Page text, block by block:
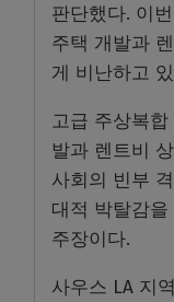
판단했다. 이
주택 개발과
게 비난하고
고급 주상복
발과 렌트비
사회의 빈부
대적 박탈감
주장이다.
사우스 LA 지